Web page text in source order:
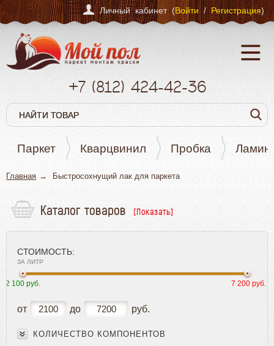
Личный кабинет (Войти/Регистрация)
+7 (812) 424-42-36
Паркет Кварцвинил Пробка
Главная Быстросохнущий лак для паркета
Каталог товаров
Паркет
Пробка
Ламинат
Плинтус
Паркетная химия
Лаки
СТОИМОСТЬ:
ЗА ЛИТР
2 100 руб. 7 200 руб.
от до руб.
КОЛИЧЕСТВО КОМПОНЕНТОВ